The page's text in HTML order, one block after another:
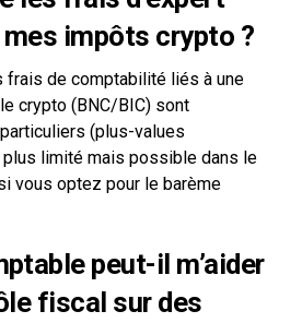
impôts crypto ?
frais de comptabilité liés à une
crypto (BNC/BIC) sont
(plus-values
plus limité mais possible dans le
vous optez pour le barème
peut-il m’aider
fiscal sur des